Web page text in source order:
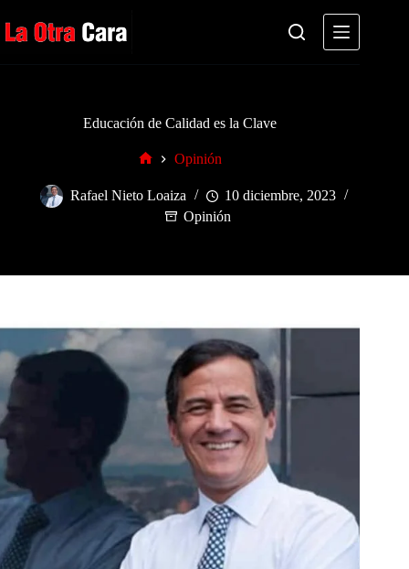
al
contenido
Educación de Calidad es la Clave
Opinión
Rafael Nieto Loaiza
10 diciembre, 2023
Opinión